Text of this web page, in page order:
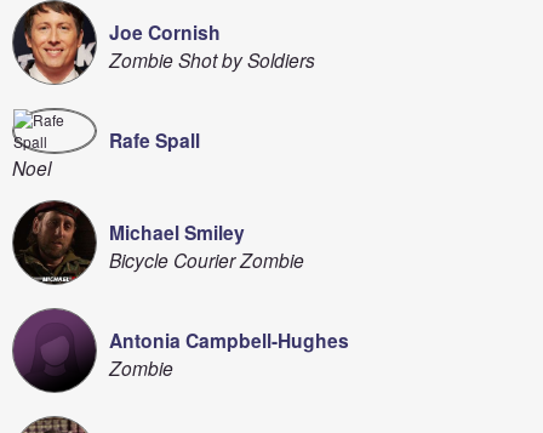
Joe Cornish
Zombie Shot by Soldiers
Rafe Spall
Noel
Michael Smiley
Bicycle Courier Zombie
Antonia Campbell-Hughes
Zombie